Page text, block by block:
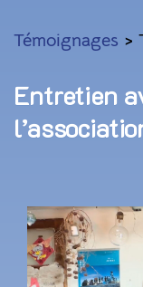
Témoignages >
Entretien